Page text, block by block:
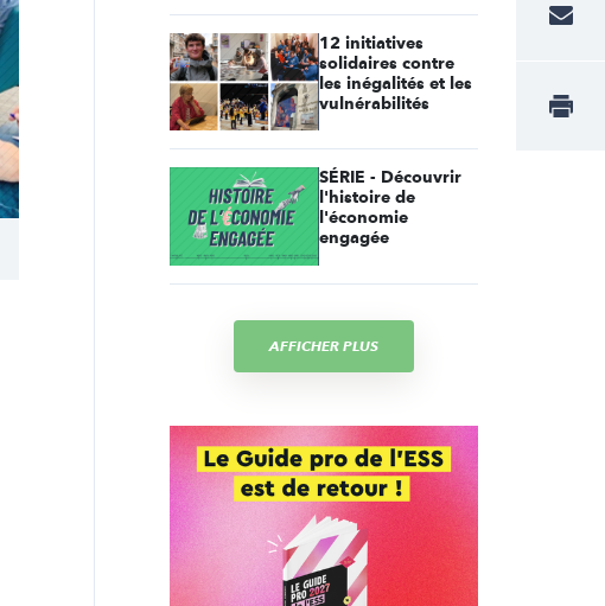
12 initiatives
solidaires contre
les inégalités et les
vulnérabilités
SÉRIE - Découvrir
l'histoire de
l'économie
engagée
AFFICHER PLUS